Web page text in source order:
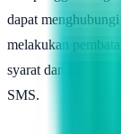
dapat
melakukan
syarat dan
SMS.